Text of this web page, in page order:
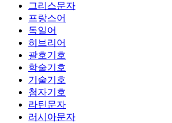
그리스문자
프랑스어
독일어
히브리어
괄호기호
학술기호
기술기호
첨자기호
라틴문자
러시아문자